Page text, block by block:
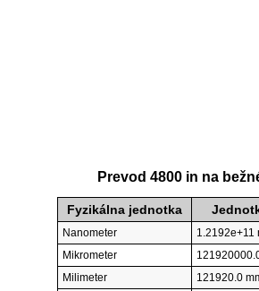
Prevod 4800 in na
Fyzikálna jednotka
Nanometer
1.2192e+11
Mikrometer
Milimeter
121920.0